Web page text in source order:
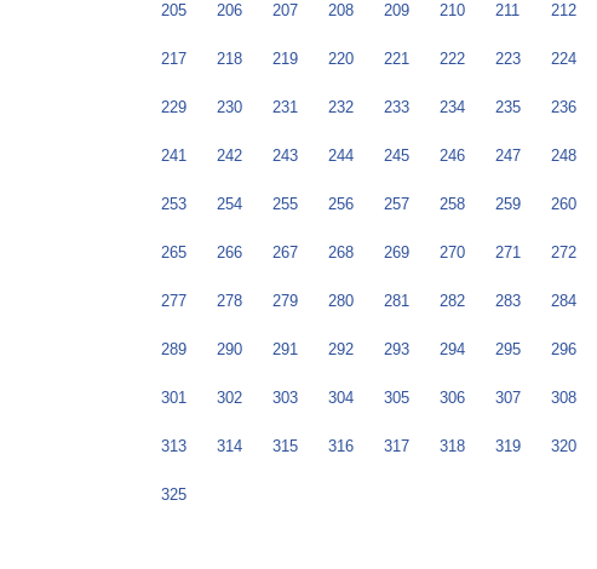
205 206 207 208 209 210 211 212
217 218 219 220 221 222 223 224
229 230 231 232 233 234 235 236
241 242 243 244 245 246 247 248
253 254 255 256 257 258 259 260
265 266 267 268 269 270 271 272
277 278 279 280 281 282 283 284
289 290 291 292 293 294 295 296
301 302 303 304 305 306 307 308
313 314 315 316 317 318 319 320
325